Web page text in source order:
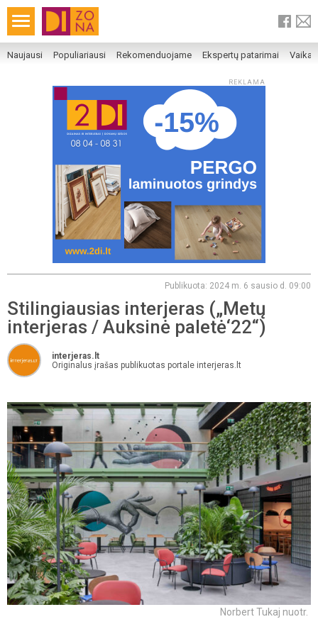
Naujausi Populiariausi Rekomenduojame Ekspertų patarimai
REKLAMA
Publikuota: 2024 m. 6 sausio d. 09:00
Stilingiausias interjeras („Metų
interjeras / Auksinė paletė‘22“)
interjeras.lt
Originalus įrašas publikuotas portale interjeras.lt
Norbert Tukaj nuotr.